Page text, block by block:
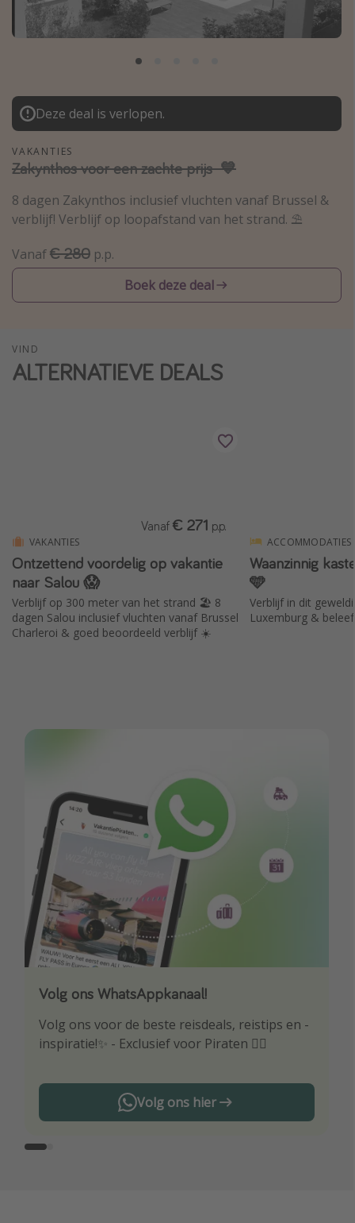
Thailand
Madeira
Egypte
Bali
Type vakantie
Overzicht
Weekendje weg
Autoverhuur
Vroegboeker
Vakantieparken
Single reizen
25 beste pretparken
Beste keukens ter wereld
Center Parcs
Disneyland Parijs
Deze deal is verlopen.
VAKANTIES
Zakynthos voor een zachte prijs 💙
8 dagen Zakynthos inclusief vluchten vanaf Brussel &
verblijf! Verblijf op loopafstand van het strand. ⛱️
Vanaf€ 280 p.p.
Boek deze deal
VIND
ALTERNATIEVE DEALS
VAKANTIES
Ontzettend voordelig op vakantie
naar Salou 😱
Verblijf op 300 meter van het strand 🏖️ 8
dagen Salou inclusief vluchten vanaf Brussel
Charleroi & goed beoordeeld verblijf ☀️
Vanaf € 271 p.p.
ACCOMMODATIES
Waanzinnig
🩵
Verblijf in dit
Luxemburg &
Volg ons WhatsAppkanaal!
Volg ons voor de beste reisdeals, reistips en -
inspiratie!✨ - Exclusief voor Piraten 🏴‍☠️
Volg ons hier
Download onze app
Wees als eerste op de hoogte van de beste
reisaanbiedingen